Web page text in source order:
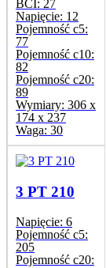
BCI: 27
Napięcie: 12
Pojemność c5:
77
Pojemność c10:
82
Pojemność c20:
89
Wymiary: 306 x
174 x 237
Waga: 30
3 PT 210
Napięcie: 6
Pojemność c5:
205
Pojemność c20: